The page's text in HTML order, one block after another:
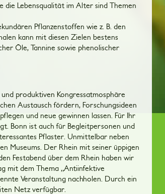
die Lebensqualität im Alter sind Themen
Pflanzenstoffen wie z. B. den
kann mit diesen Zielen bestens
Öle, Tannine sowie phenolischer
produktiven Kongressatmosphäre
Austausch fördern, Forschungsideen
und neue gewinnen lassen. Für Ihr
Bonn ist auch für Begleitpersonen und
Pflaster. Unmittelbar neben
Museums. Der Rhein mit seiner üppigen
Festabend über dem Rhein haben wir
mit dem Thema „Antiinfektive
Veranstaltung nachholen. Durch ein
Netz verfügbar.